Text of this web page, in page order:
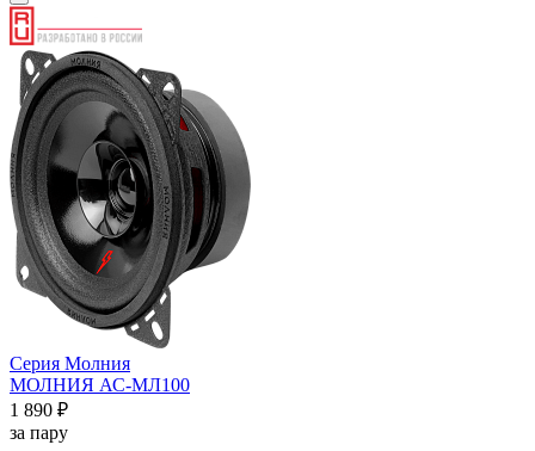
Серия Молния
МОЛНИЯ АС-МЛ100
1 890 ₽
за пару